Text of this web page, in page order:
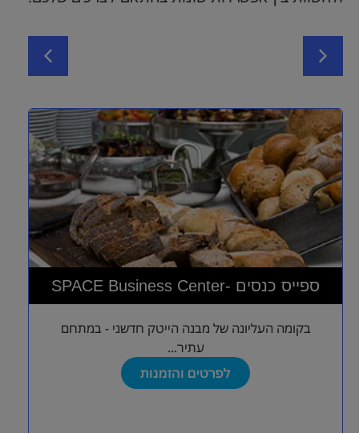
SPACE Business Center- ספייס כנסים
בקומה העליונה של מבנה הייטק חדשני - במתחם
עתיר...
לפרטים והזמנות